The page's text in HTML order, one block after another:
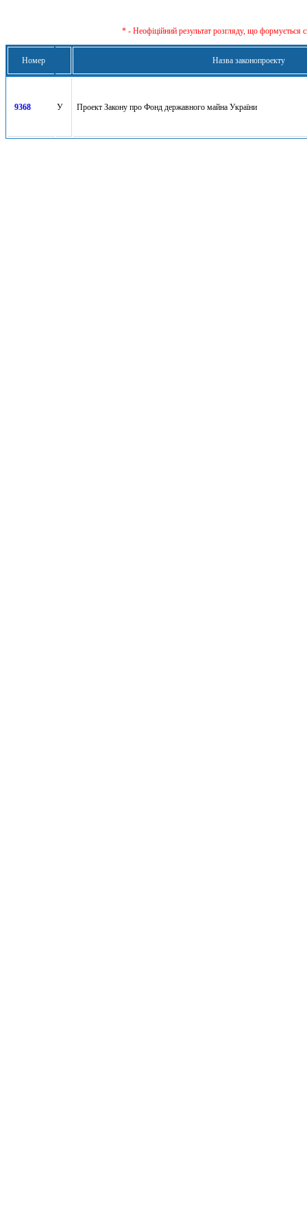
* - Неофіційний результат розгляду, що формується
Номер Назва законопроекту
9368 У Проект Закону про Фонд державного майна України